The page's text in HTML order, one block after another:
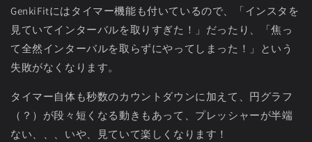
GenkiFitにはタイマー機能も付いているので、「インスタを
見ていてインターバルを取りすぎた！」だったり、「焦っ
て全然インターバルを取らずにやってしまった！」という
失敗がなくなります。
タイマー自体も秒数のカウントダウンに加えて、円グラフ
（？）が段々短くなる動きもあって、プレッシャーが半端
ない、、、いや、見ていて楽しくなります！